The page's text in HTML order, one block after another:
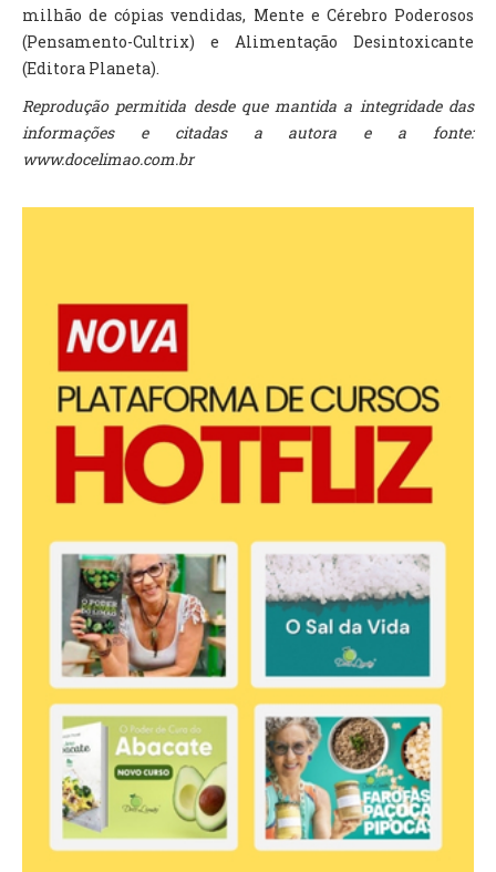
milhão de cópias vendidas, Mente e Cérebro Poderosos
(Pensamento-Cultrix) e Alimentação Desintoxicante
(Editora Planeta).
Reprodução permitida desde que mantida a integridade das
informações e citadas a autora e a fonte:
www.docelimao.com.br